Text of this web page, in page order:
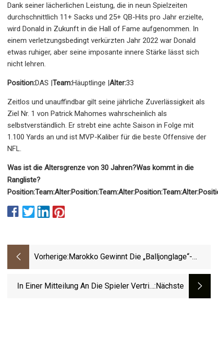
Dank seiner lächerlichen Leistung, die in neun Spielzeiten
durchschnittlich 11+ Sacks und 25+ QB-Hits pro Jahr erzielte,
wird Donald in Zukunft in die Hall of Fame aufgenommen. In
einem verletzungsbedingt verkürzten Jahr 2022 war Donald
etwas ruhiger, aber seine imposante innere Stärke lässt sich
nicht lehren.
Position:DAS |Team:Häuptlinge |Alter:33
Zeitlos und unauffindbar gilt seine jährliche Zuverlässigkeit als
Ziel Nr. 1 von Patrick Mahomes wahrscheinlich als
selbstverständlich. Er strebt eine achte Saison in Folge mit
1.100 Yards an und ist MVP-Kaliber für die beste Offensive der
NFL.
Was ist die Altersgrenze von 30 Jahren?Was kommt in die
Rangliste?
Position:Team:Alter:Position:Team:Alter:Position:Team:Alter:
Vorherige: Marokko Gewinnt Die „Balljonglage“-
Kinshasa
In Einer Mitteilung An Die Spieler Vertritt:nächste